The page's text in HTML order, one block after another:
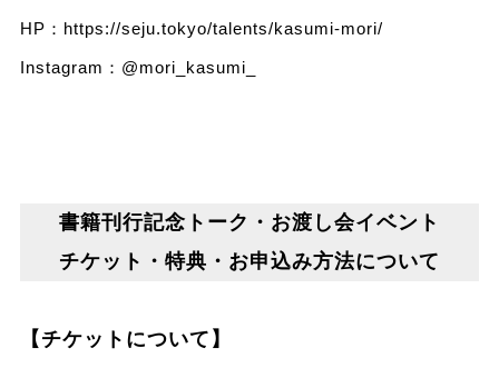
HP： https://seju.tokyo/talents/kasumi-mori/
Instagram： @mori_kasumi_
書籍刊行記念トーク・お渡し会イベント
チケット・特典・お申込み方法について
【チケットについて】